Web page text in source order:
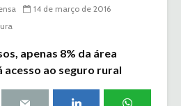
14 de março de 2016
apenas 8% da área
ao seguro rural